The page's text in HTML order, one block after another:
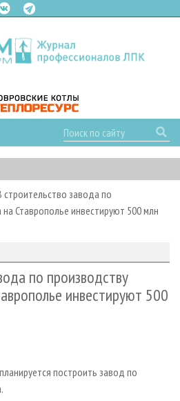
ПЛИТ
строительство завода по
Ставрополье инвестируют 500 млн
по производству
инвестируют 500
построить завод по